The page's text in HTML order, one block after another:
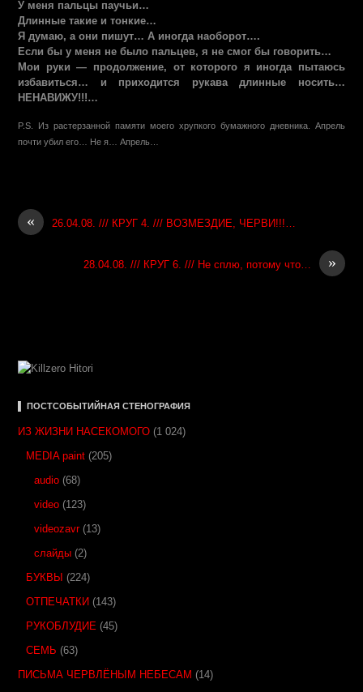
У меня пальцы паучьи…
Длинные такие и тонкие…
Я думаю, а они пишут… А иногда наоборот….
Если бы у меня не было пальцев, я не смог бы говорить…
Мои руки — продолжение, от которого я иногда пытаюсь
избавиться… и приходится рукава длинные носить…
НЕНАВИЖУ!!!…
P.S. Из растерзанной памяти моего хрупкого бумажного дневника. Апрель
почти убил его… Не я… Апрель…
« 26.04.08. /// КРУГ 4. /// ВОЗМЕЗДИЕ, ЧЕРВИ!!!…
»
28.04.08. /// КРУГ 6. /// Не сплю, потому что…
▌ ПОСТСОБЫТИЙНАЯ СТЕНОГРАФИЯ
ИЗ ЖИЗНИ НАСЕКОМОГО (1 024)
MEDIA paint (205)
audio (68)
video (123)
videozavr(13)
слайды (2)
БУКВЫ (224)
ОТПЕЧАТКИ (143)
РУКОБЛУДИЕ (45)
СЕМЬ (63)
ПИСЬМА ЧЕРВЛЁНЫМ НЕБЕСАМ (14)